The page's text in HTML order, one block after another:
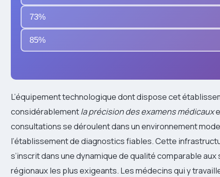
73%
85%
L’équipement technologique dont dispose cet
considérablementla précision des examens médicaux
consultations se déroulent dans un environnement
l’établissement de diagnostics fiables. Cette
s’inscrit dans une dynamique de qualité comparable
régionaux les plus exigeants. Les médecins qui y